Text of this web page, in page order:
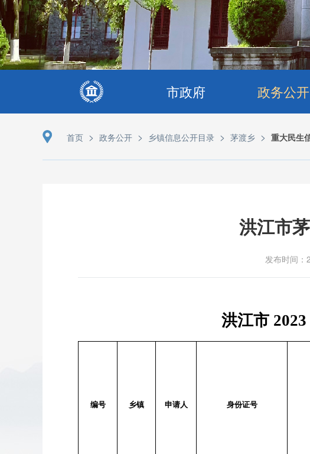
市政府 政务公开
首页 > 政务公开 > 乡镇信息公开目录 > 茅渡乡 > 重大民生
洪江市
发布时间：
洪江市 2023
编号 乡镇 申请人 身份证号